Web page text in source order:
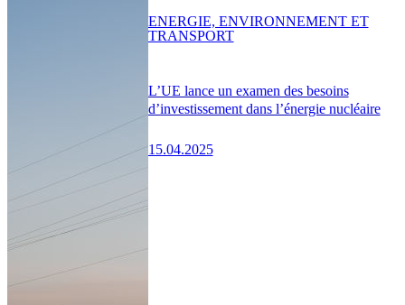
L’UE lance un examen des besoins
d’investissement dans l’énergie nucléaire
15.04.2025
ENERGIE, ENVIRONNEMENT ET
TRANSPORT